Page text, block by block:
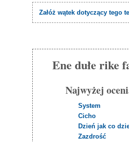
Załóż wątek dotyczący tego
Ene dułe rike
Najwyżej
System
Cicho
Dzień jak co
Zazdrość